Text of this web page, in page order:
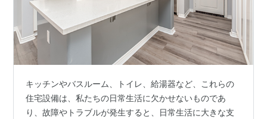
キッチンやバスルーム、トイレ、給湯器など、これらの
住宅設備は、私たちの日常生活に欠かせないものであ
り、故障やトラブルが発生すると、日常生活に大きな支